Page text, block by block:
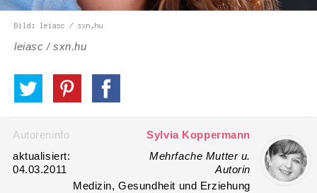
leiasc / sxn.hu
Autoreninfo
Sylvia Koppermann
aktualisiert:
04.03.2011
Mehrfache Mutter u.
Autorin
Medizin, Gesundheit und Erziehung